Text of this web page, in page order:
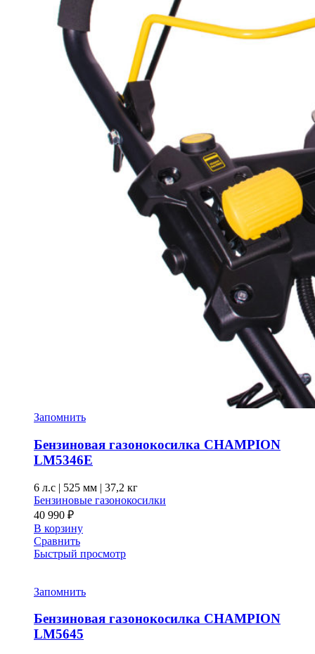
Запомнить
Бензиновая газонокосилка CHAMPION
LM5346E
6 л.с | 525 мм | 37,2 кг
Бензиновые газонокосилки
40 990 ₽
В корзину
Сравнить
Быстрый просмотр
Запомнить
Бензиновая газонокосилка CHAMPION
LM5645